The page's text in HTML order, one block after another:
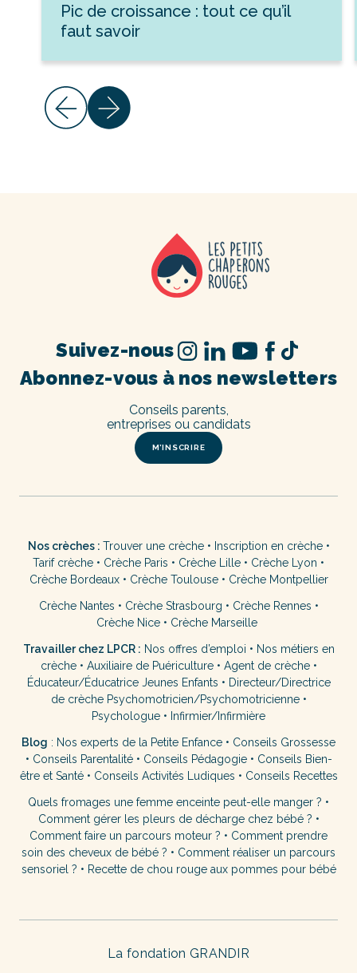
Pic de croissance : tout ce qu’il
faut savoir
Abonnez-vous à nos newsletters
M’INSCRIRE
Conseils parents,
entreprises ou candidats
Suivez-nous
Nos crèches : Trouver une crèche• Inscription en crèche•
Tarif crèche • Crèche Paris • Crèche Lille • Crèche Lyon •
Crèche Bordeaux• Crèche Toulouse• Crèche Montpellier
Crèche Nantes • Crèche Strasbourg • Crèche Rennes •
Crèche Nice • Crèche Marseille
Travailler chez LPCR : Nos offres d’emploi • Nos métiers en
crèche• Auxiliaire de Puériculture• Agent de crèche•
Éducateur/Éducatrice Jeunes Enfants • Directeur/Directrice
de crèche Psychomotricien/Psychomotricienne•
Psychologue • Infirmier/Infirmière
Blog : Nos experts de la Petite Enfance • Conseils Grossesse
• Conseils Parentalité• Conseils Pédagogie• Conseils Bien-
être et Santé• Conseils Activités Ludiques • Conseils Recettes
Quels fromages une femme enceinte peut-elle manger ? •
Comment gérer les pleurs de décharge chez bébé ? •
Comment faire un parcours moteur ? • Comment prendre
soin des cheveux de bébé ? • Comment réaliser un parcours
sensoriel ? • Recette de chou rouge aux pommes pour bébé
La fondation GRANDIR